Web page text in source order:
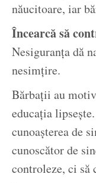
năucitoare, iar
Încearcă să
Nesiguranța dă
nesimțire.
Bărbații au
educația
cunoașterea de
cunoscător de
controleze, ci să